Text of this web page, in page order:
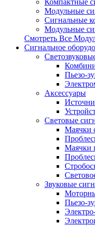
Компактные
Модульные
Сигнальные
Модульные
Смотреть Все
Сигнальное
Пьезо-
Аксессуары
Световые
Маячки
Маячки
Звуковые
Пьезо-